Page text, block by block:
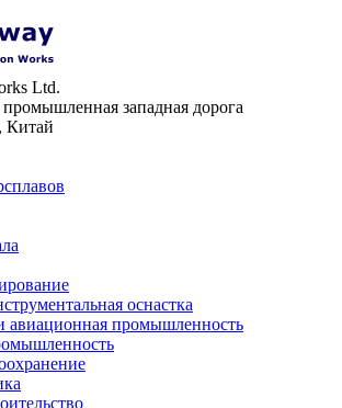
Ltd.
западная дорога
Китай
оснастка
авиационная промышленность